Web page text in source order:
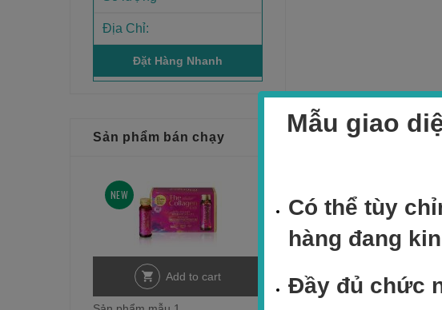
Sản phẩm bán chạy
NEW
Add to cart
Mẫu giao
Có thể tùy
hàng đang
Đầy đủ chức